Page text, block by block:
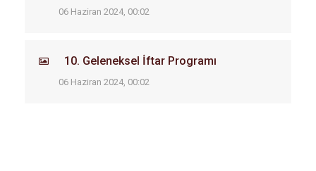
06 Haziran 2024, 00:02
10. Geleneksel İftar Programı
06 Haziran 2024, 00:02